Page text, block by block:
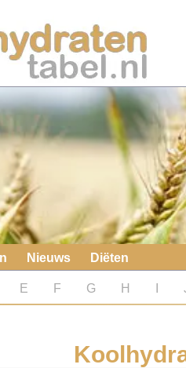
Nieuws Diëten
E F G H